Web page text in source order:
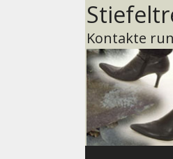
Kontakte